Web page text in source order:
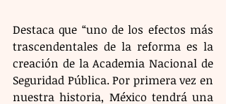
Destaca que “uno de los efectos más
trascendentales de la reforma es la
creación de la Academia Nacional de
Seguridad Pública. Por primera vez en
nuestra historia, México tendrá una